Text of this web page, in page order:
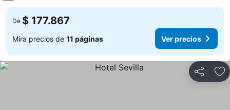
De $ 177.867
Mira precios de 11 páginas Ver precios
Compartir